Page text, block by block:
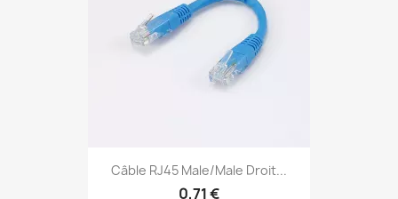
Câble RJ45 Male/Male Droit...
0,71 €